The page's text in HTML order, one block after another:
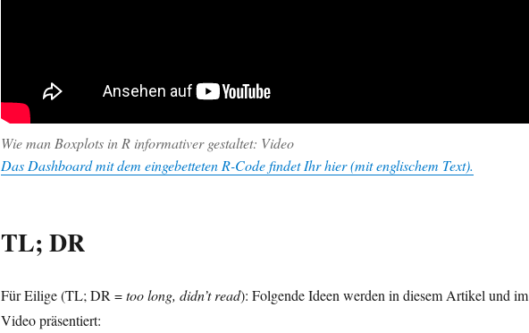
Wie man Boxplots in R informativer gestaltet: Video
Das Dashboard mit dem eingebetteten R-Code findet Ihr hier (mit englischem Text).
TL; DR
Für Eilige (TL; DR =too long, didn’t read): Folgende Ideen werden in diesem Artikel und im
Video präsentiert: